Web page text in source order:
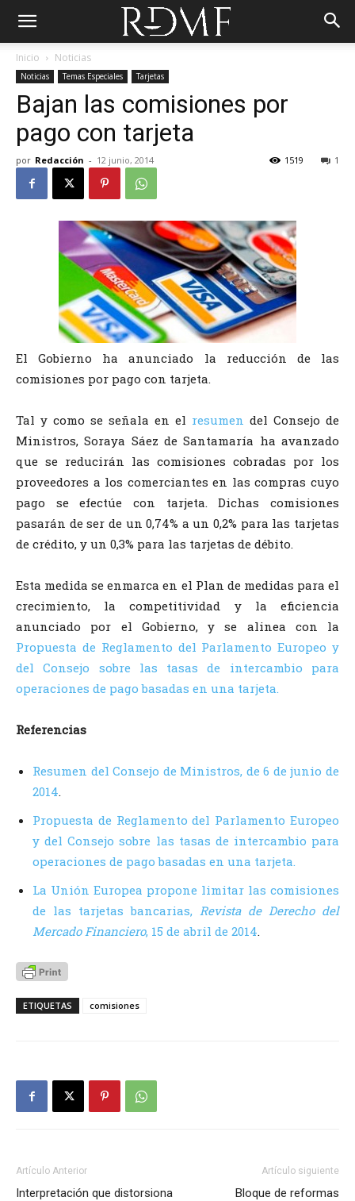
Inicio Noticias
Noticias Temas Especiales Tarjetas
Bajan las comisiones por
pago con tarjeta
por Redacción - 12 junio, 2014 1
1519
El Gobierno ha anunciado la reducción de las
comisiones por pago con tarjeta.
Tal y como se señala en el resumen del Consejo de
Ministros, Soraya Sáez de Santamaría ha avanzado
que se reducirán las comisiones cobradas por los
proveedores a los comerciantes en las compras cuyo
pago se efectúe con tarjeta. Dichas comisiones
pasarán de ser de un 0,74% a un 0,2% para las tarjetas
de crédito, y un 0,3% para las tarjetas de débito.
Esta medida se enmarca en el Plan de medidas para el
crecimiento, la competitividad y la eficiencia
anunciado por el Gobierno, y se alinea con la
Propuesta de Reglamento del Parlamento Europeo y
del Consejo sobre las tasas de intercambio para
operaciones de pago basadas en una tarjeta.
Referencias
Resumen del Consejo de Ministros, de 6 de junio de
2014.
Propuesta de Reglamento del Parlamento Europeo
y del Consejo sobre las tasas de intercambio para
operaciones de pago basadas en una tarjeta.
La Unión Europea propone limitar las comisiones
de las tarjetas bancarias, Revista de Derecho del
Mercado Financiero, 15 de abril de 2014.
ETIQUETAS comisiones
Artículo Anterior
Interpretación que distorsiona
Artículo siguiente
Bloque de reformas